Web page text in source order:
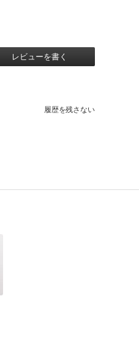
レビューを書く
履歴を残さない